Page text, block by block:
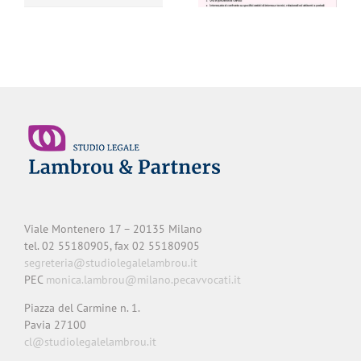
Viale Montenero 17 – 20135 Milano
tel. 02 55180905, fax 02 55180905
segreteria@studiolegalelambrou.it
PEC monica.lambrou@milano.pecavvocati.it
Piazza del Carmine n. 1.
Pavia 27100
cl@studiolegalelambrou.it